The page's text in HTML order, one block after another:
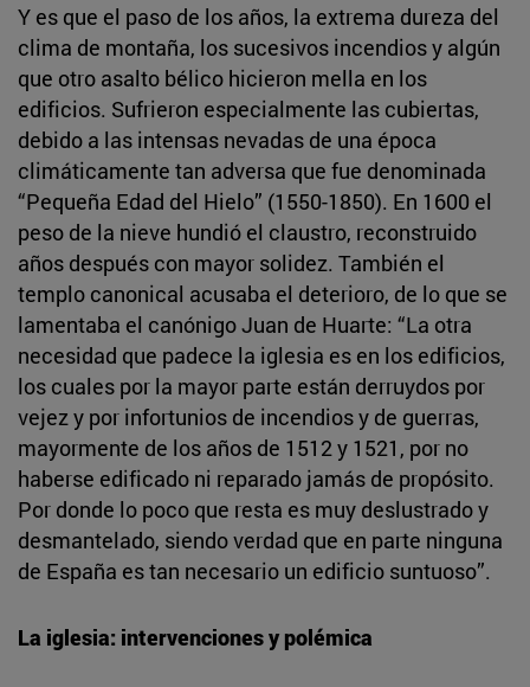
Y es que el paso de los años, la extrema dureza del
clima de montaña, los sucesivos incendios y algún
que otro asalto bélico hicieron mella en los
edificios. Sufrieron especialmente las cubiertas,
debido a las intensas nevadas de una época
climáticamente tan adversa que fue denominada
“Pequeña Edad del Hielo” (1550-1850). En 1600 el
peso de la nieve hundió el claustro, reconstruido
años después con mayor solidez. También el
templo canonical acusaba el deterioro, de lo que se
lamentaba el canónigo Juan de Huarte: “La otra
necesidad que padece la iglesia es en los edificios,
los cuales por la mayor parte están derruydos por
vejez y por infortunios de incendios y de guerras,
mayormente de los años de 1512 y 1521, por no
haberse edificado ni reparado jamás de propósito.
Por donde lo poco que resta es muy deslustrado y
desmantelado, siendo verdad que en parte ninguna
de España es tan necesario un edificio suntuoso”.
La iglesia: intervenciones y polémica